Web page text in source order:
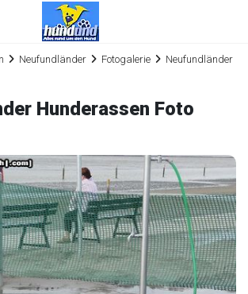
Neufundländer Fotogalerie
Neufundländer
Hunderassen Foto